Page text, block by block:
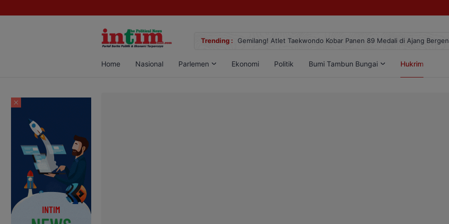
Trending :
Sabu di Pangkalan Bun, Dua Pelaku Diamankan Gemilang! Atlet Taekwondo Kobar Panen 89 Medali di Ajang
Home Nasional Parlemen Ekonomi Politik Bumi Tambun Bungai Hukrim